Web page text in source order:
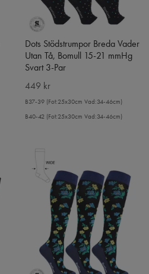
Dots Stödstrumpor Breda Vader
Utan Tå, Bomull 15-21 mmHg
Svart 3-Par
449 kr
B37-39 (Fot:25x30cm Vad:34-46cm)
B40-42 (Fot:25x30cm Vad:34-46cm)